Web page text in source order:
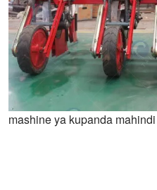
mashine ya kupanda